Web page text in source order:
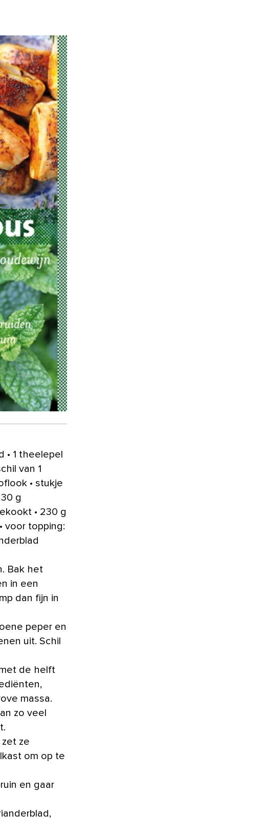
• 1 theelepel
van 1
• stukje
g
• 230 g
voor topping:
Bak het
in een
dan fijn in
peper en
uit. Schil
de helft
massa.
zo veel
ze
om op te
en gaar